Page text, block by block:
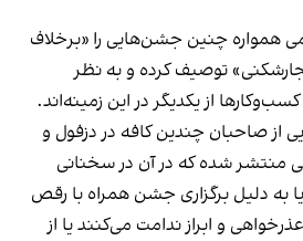
همواره چنین جشن‌هایی را «برخلاف
توصیف کرده و به نظر
از یکدیگر در این زمینه‌اند.
از صاحبان چندین کافه در دزفول و
منتشر شده که در آن در سخنانی
به دلیل برگزاری جشن همراه با رقص
و ابراز ندامت می‌کنند یا از